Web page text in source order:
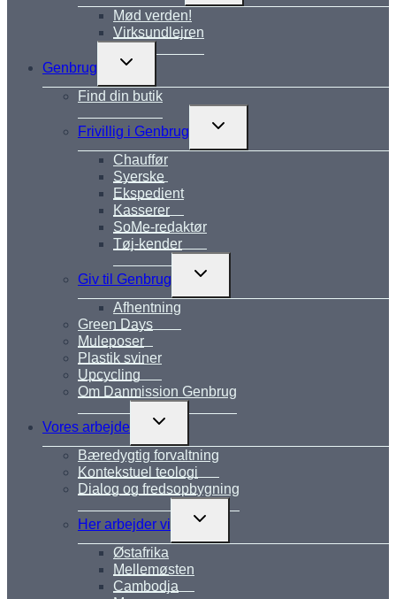
Mød verden!
Virksundlejren
Genbrug
Skift
Find din butik
Frivillig i Genbrug
Skift
Chauffør
Syerske
Ekspedient
Kasserer
SoMe-redaktør
Tøj-kender
Giv til Genbrug
Skift
Afhentning
Green Days
Muleposer
Plastik sviner
Upcycling
Om Danmission Genbrug
Vores arbejde
Skift
Bæredygtig forvaltning
Kontekstuel teologi
Dialog og fredsopbygning
Her arbejder vi
Skift
Østafrika
Mellemøsten
Cambodja